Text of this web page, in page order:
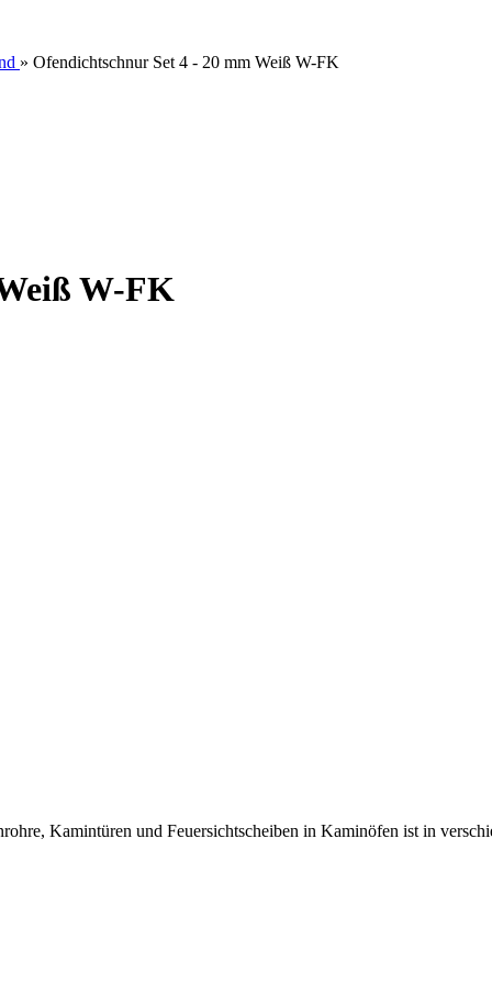
» Ofendichtschnur Set 4 - 20 mm Weiß W-FK
W-FK
Kamintüren und Feuersichtscheiben in Kaminöfen ist in